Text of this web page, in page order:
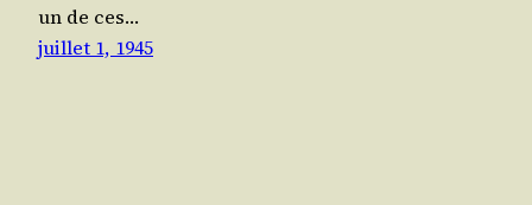
un de ces…
juillet 1, 1945